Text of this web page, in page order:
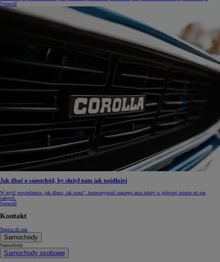
Sprawdź
Jak dbać o samochód, by służył nam jak najdłużej
W myśl powiedzenia „jak dbasz, tak masz”, bezawaryjność naszego auta zależy w głównej mierze od nas
samych.
Sprawdź
Kontakt
Napisz do nas
Samochody
Samochody
Samochody osobowe